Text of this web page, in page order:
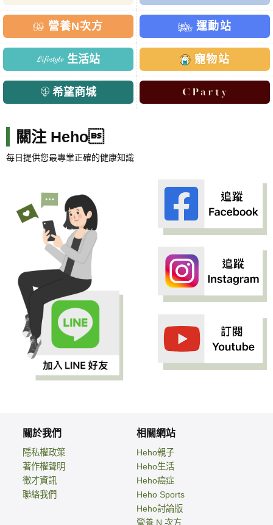
營養N次方 運動站
生活站 寵物站
希望商城
關注 Heho
每日提供您最專業正確的健康知識
關於我們
隱私權政策
著作權聲明
徵才資訊
聯絡我們
相關網站
Heho親子
Heho生活
Heho癌症
Heho Sports
Heho討論版
營養 N 次方